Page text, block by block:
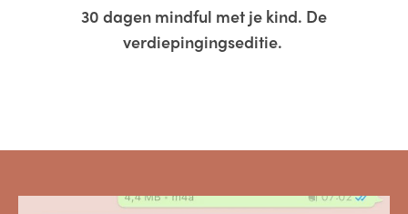
30 dagen mindful met je kind. De
verdiepingingseditie.